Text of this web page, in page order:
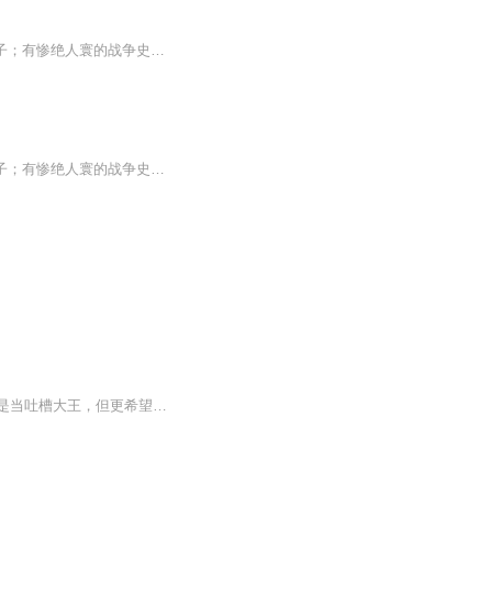
原作用通俗易懂的手法，把荡气回肠的战国史呈现在读者眼前，这里有耳熟能详的战国四公子；有惨绝人寰的战争史诗；有百家争鸣的学术思想；有诸侯的霸主更迭；这里是通俗战国史：战国很有料。...
原作用通俗易懂的手法，把荡气回肠的战国史呈现在读者眼前，这里有耳熟能详的战国四公子；有惨绝人寰的战争史诗；有百家争鸣的学术思想；有诸侯的霸主更迭；这里是通俗战国史：战国很有料。...
【剧说很有趣】来自娱理工作室推出的播客节目#娱理TALK#，主播@林檎的苹果园 的梦想是当吐槽大王，但更希望未来无槽可吐。